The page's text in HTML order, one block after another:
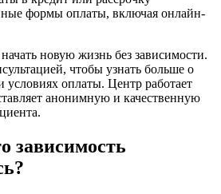
формы оплаты, включая онлайн-
новую жизнь без зависимости.
чтобы узнать больше о
условиях оплаты. Центр работает
анонимную и качественную
зависимость